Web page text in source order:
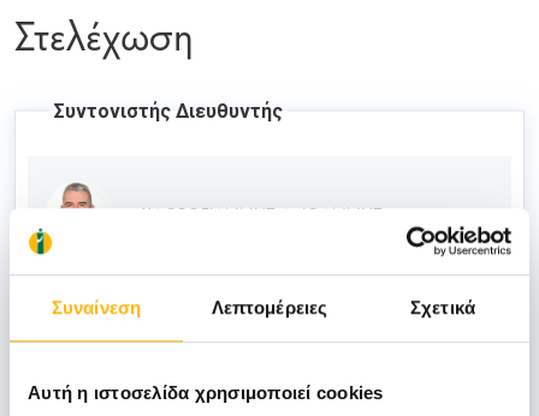
Συναίνεση Λεπτομέρειες Σχετικά
Αυτή η ιστοσελίδα χρησιμοποιεί cookies
Στελέχωση
Συντονιστής Διευθυντής
ΧΛΩΡΟΓΙΑΝΝΗΣ Α. ΙΩΑΝΝΗΣ
Επιμελητής
ΑΝΑΣΤΑΣΙΑΔΗΣ ΓΕΩΡΓΙΟΣ